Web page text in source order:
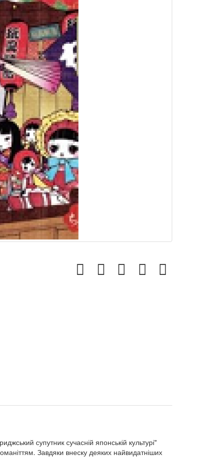
супутник сучасній японській культурі"
Завдяки внеску деяких найвидатніших